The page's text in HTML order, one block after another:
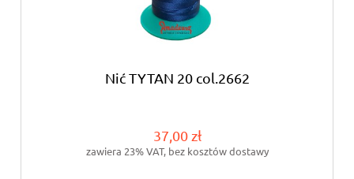
Nić TYTAN 20 col.2662
37,00 zł
zawiera 23% VAT, bez kosztów dostawy